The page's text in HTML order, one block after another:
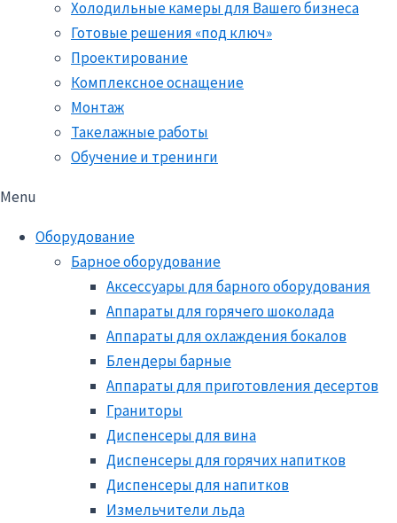
Холодильные камеры для Вашего бизнеса
Готовые решения «под ключ»
Проектирование
Комплексное оснащение
Монтаж
Такелажные работы
Обучение и тренинги
Menu
Оборудование
Барное оборудование
Аксессуары для барного оборудования
Аппараты для горячего шоколада
Аппараты для охлаждения бокалов
Блендеры барные
Аппараты для приготовления десертов
Граниторы
Диспенсеры для вина
Диспенсеры для горячих напитков
Диспенсеры для напитков
Измельчители льда